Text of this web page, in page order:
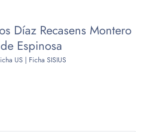
Díaz Recasens Montero
de Espinosa
US | Ficha SISIUS